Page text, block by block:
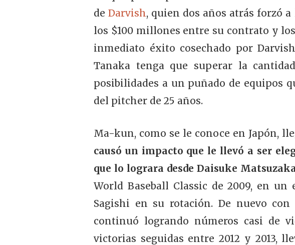
deDarvish, quien dos años atrás forzó
los $100 millones entre su contrato y
inmediato éxito cosechado por
Tanaka tenga que superar la
posibilidades a un puñado de equipos
del pitcher de 25 años.
Ma-kun, como se le conoce en Japón,
causó un impacto que le llevó a ser
que lo lograra desde Daisuke
World Baseball Classic de 2009, en
Sagishi en su rotación. De nuevo
continuó logrando números casi de
victorias seguidas entre 2012 y 2013,